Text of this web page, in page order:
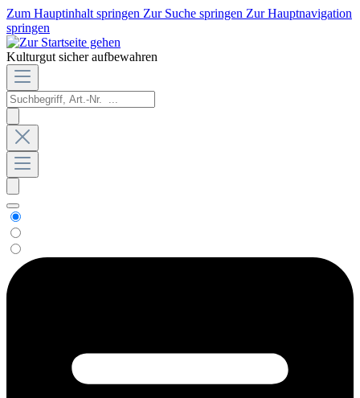
Zum Hauptinhalt springen Zur Suche springen Zur Hauptnavigation
springen
Kulturgut sicher aufbewahren